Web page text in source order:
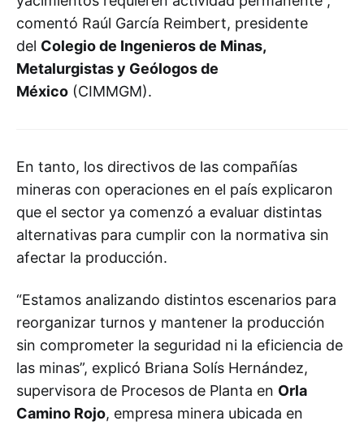
comentó Raúl García Reimbert, presidente
del Colegio de Ingenieros de Minas,
Metalurgistas y Geólogos de
México (CIMMGM).
En tanto, los directivos de las compañías
mineras con operaciones en el país explicaron
que el sector ya comenzó a evaluar distintas
alternativas para cumplir con la normativa sin
afectar la producción.
“Estamos analizando distintos escenarios para
reorganizar turnos y mantener la producción
sin comprometer la seguridad ni la eficiencia de
las minas”, explicó Briana Solís Hernández,
supervisora de Procesos de Planta en Orla
Camino Rojo, empresa minera ubicada en